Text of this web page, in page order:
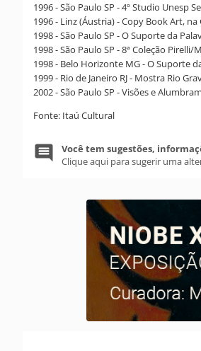
1996 - São Paulo SP - 4º Studio Unesp
1996 - Linz (Áustria) - Copy Book Art, na
1998 - São Paulo SP - O Suporte da
1998 - São Paulo SP - 8ª Coleção
1998 - Belo Horizonte MG - O Suporte
1999 - Rio de Janeiro RJ - Mostra Rio
2002 - São Paulo SP - Visões e
Fonte: Itaú Cultural
Você tem sugestões,
Clique aqui para sugerir uma